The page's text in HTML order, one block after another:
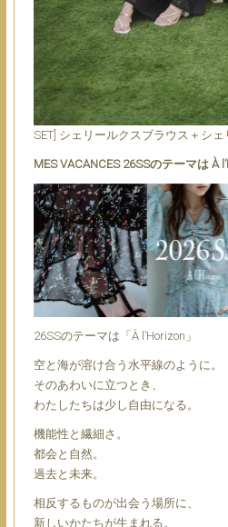
SET] シェリールクスブラウス＋シ
MES VACANCES 26SSのテーマは À
26SSのテーマは「À l’Horizon」
空と海が溶け合う水平線のように。
そのあわいに立つとき、
わたしたちは少し自由になる。
機能性と繊細さ。
都会と自然。
過去と未来。
相反するものが出会う場所に、
新しいかたちが生まれる。